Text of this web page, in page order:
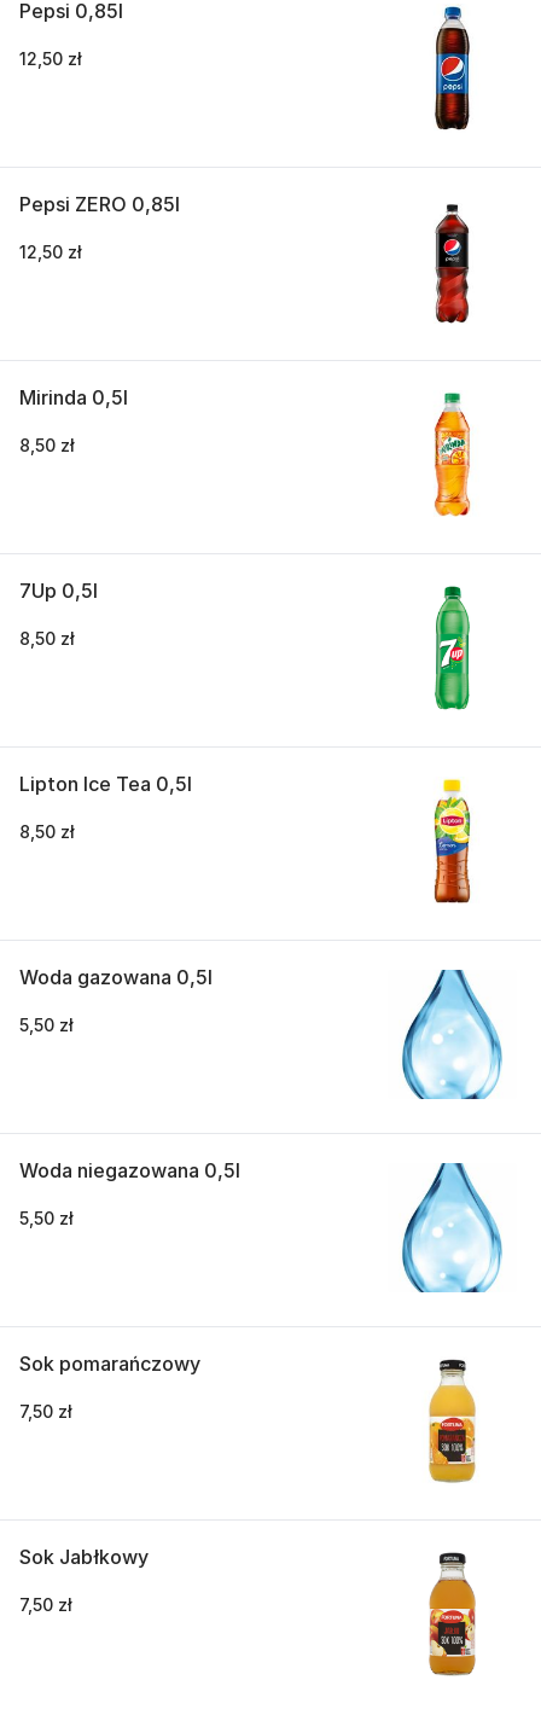
Pepsi 0,85l
12,50 zł
Pepsi ZERO 0,85l
12,50 zł
Mirinda 0,5l
8,50 zł
7Up 0,5l
8,50 zł
Lipton Ice Tea 0,5l
8,50 zł
Woda gazowana 0,5l
5,50 zł
Woda niegazowana 0,5l
5,50 zł
Sok pomarańczowy
7,50 zł
Sok Jabłkowy
7,50 zł